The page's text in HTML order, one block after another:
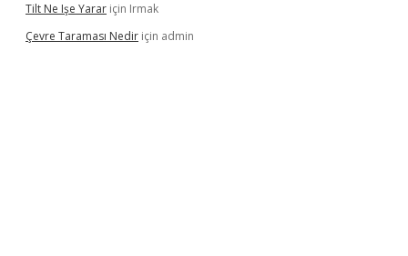
Tilt Ne Işe Yarar için Irmak
Çevre Taraması Nedir için admin